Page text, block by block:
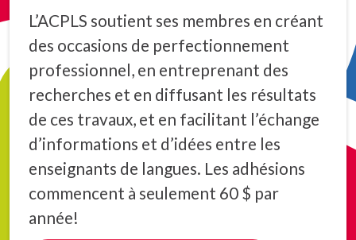
L’ACPLS soutient ses membres en créant
des occasions de perfectionnement
professionnel, en entreprenant des
recherches et en diffusant les résultats
de ces travaux, et en facilitant l’échange
d’informations et d’idées entre les
enseignants de langues. Les adhésions
commencent à seulement 60 $ par
année!